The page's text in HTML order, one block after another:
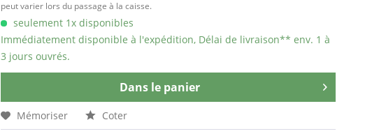
peut varier lors du passage à la caisse.
seulement 1x disponibles
Immédiatement disponible à l'expédition, Délai de livraison** env. 1 à
3 jours ouvrés.
Dans le panier
Mémoriser Coter